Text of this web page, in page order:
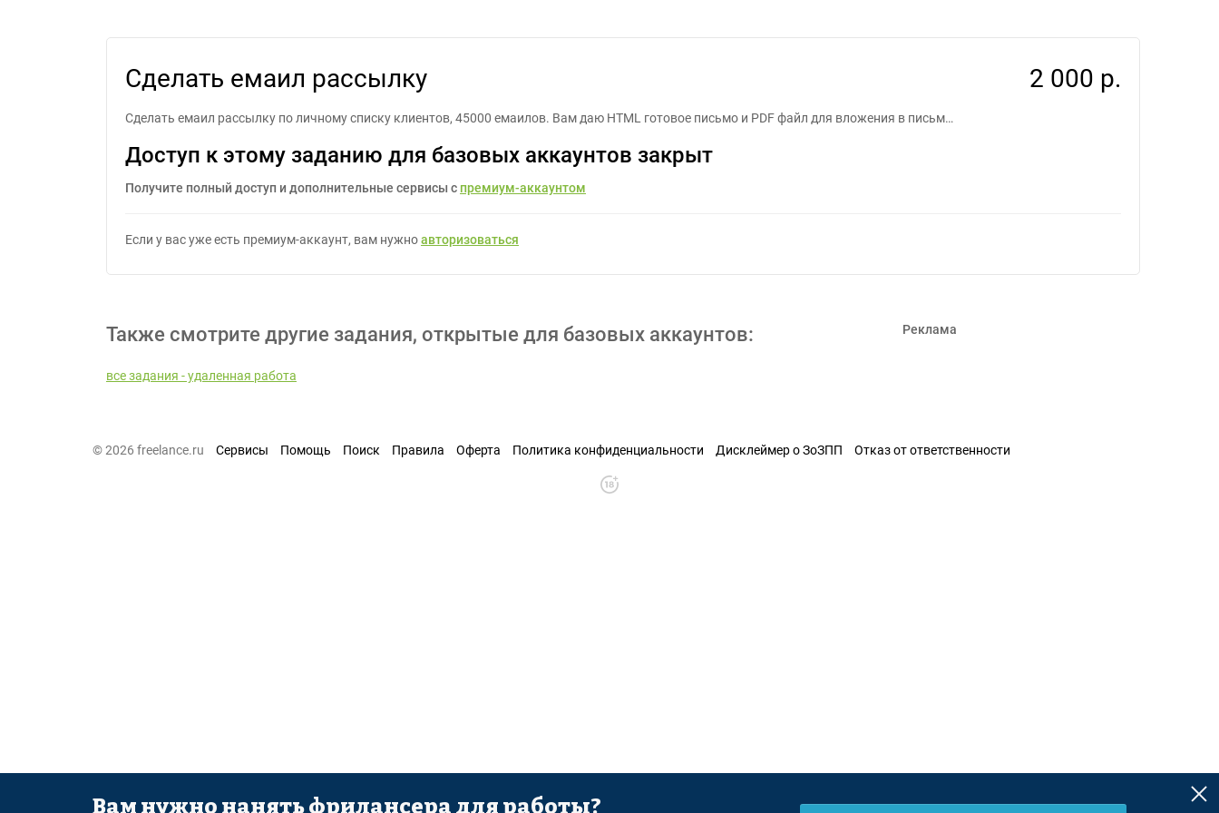
Сделать емаил рассылку 2 000 р.
Сделать емаил рассылку по личному списку клиентов, 45000 емаилов. Вам даю HTML готовое письмо и PDF файл для вложения в письм…
Доступ к этому заданию для базовых аккаунтов закрыт
Получите полный доступ и дополнительные сервисы с премиум-аккаунтом
Если у вас уже есть премиум-аккаунт, вам нужноавторизоваться
Также смотрите другие задания, открытые для базовых аккаунтов:
все задания - удаленная работа
Реклама
© 2026 freelance.ru Сервисы Помощь Поиск Правила Оферта Политика конфиденциальности Дисклеймер о ЗоЗПП Отказ от ответственности
Вам нужно нанять фрилансера для работы?